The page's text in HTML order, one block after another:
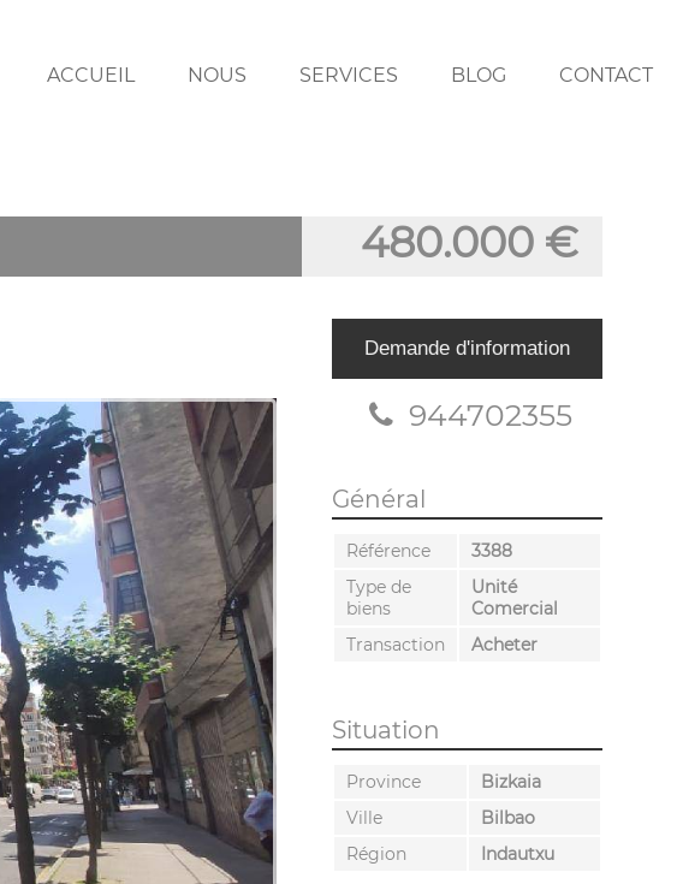
ACCUEIL NOUS SERVICES BLOG CONTACT
480.000 €
Demande d'information
944702355
Général
Référence
3388
Type de
biens
Unité
Comercial
Transaction
Acheter
Situation
Province
Bizkaia
Ville
Bilbao
Région
Indautxu